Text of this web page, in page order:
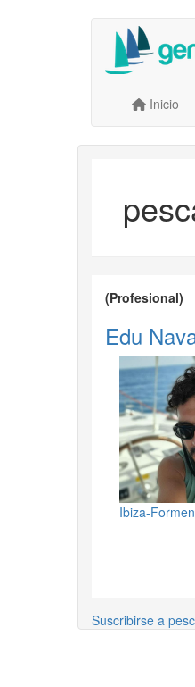
Main
Inicio
User
(Profesional)
Edu
Ibiza-
Suscribirse a